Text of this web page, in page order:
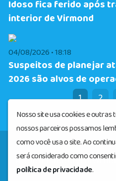
Idoso fica ferido após
interior de Virmond
04/08/2026 • 18:18
Suspeitos de planejar
2026 são alvos de
1 2
Nosso site usa cookies e outras
nossos parceiros possamos
como você usa o site. Ao
será considerado como
política de privacidade.